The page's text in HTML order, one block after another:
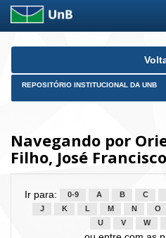
Skip
REPOSITÓRIO INSTITUCIONAL DA UNB
Navegando por
Filho, José Francisco
Ir para: 0-9 A B C
J
K L M N O
U
V W